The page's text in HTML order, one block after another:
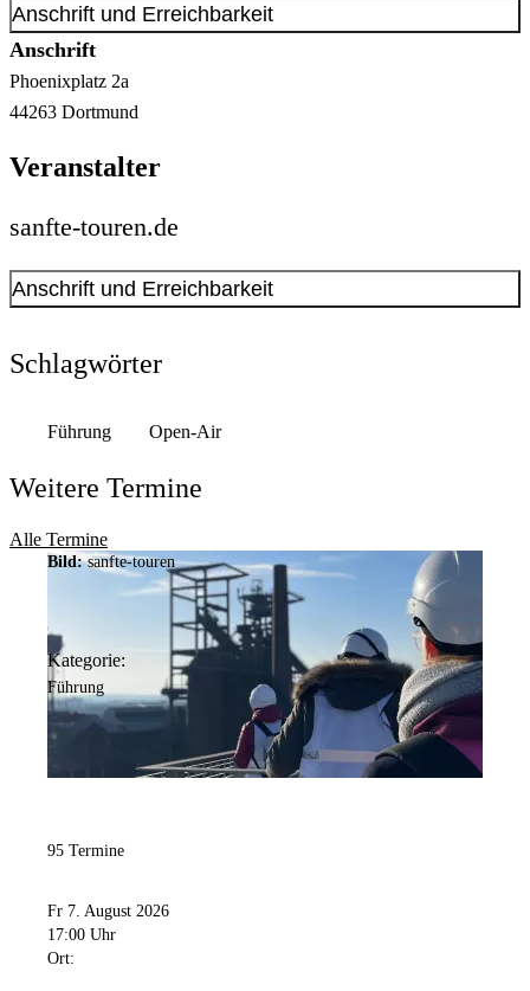
Anschrift und Erreichbarkeit
Anschrift
Phoenixplatz 2a
44263 Dortmund
Veranstalter
sanfte-touren.de
Anschrift und Erreichbarkeit
Anschrift
Schlagwörter
Führung Open-Air
Weitere Termine
Alle Termine
Bild: sanfte-touren
Kategorie:
Führung
95 Termine
Fr 7. August 2026
17:00 Uhr
Ort: